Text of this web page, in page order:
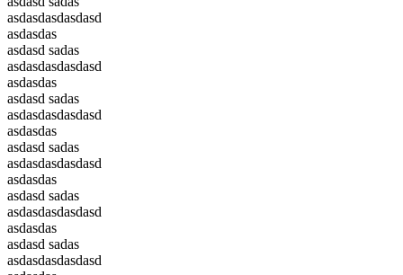
asdasdasdasdasd
asdasdas
asdasd sadas
asdasdasdasdasd
asdasdas
asdasd sadas
asdasdasdasdasd
asdasdas
asdasd sadas
asdasdasdasdasd
asdasdas
asdasd sadas
asdasdasdasdasd
asdasdas
asdasd sadas
asdasdasdasdasd